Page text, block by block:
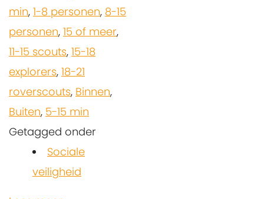
min, 1-8 personen, 8-15
personen, 15 of meer,
11-15 scouts, 15-18
explorers, 18-21
roverscouts, Binnen,
Buiten, 5-15 min
Getagged onder
Sociale
veiligheid